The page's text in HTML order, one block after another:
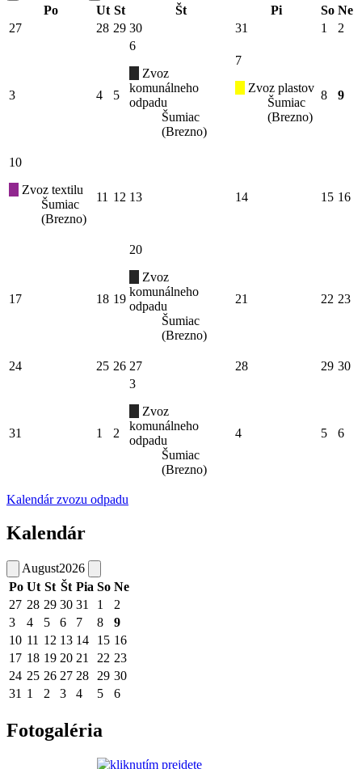
Po Ut St Št Pi So Ne
27
28 29 30 31 1 2
3 4 5
6
Zvoz
komunálneho
odpadu
Šumiac
(Brezno)
7
Zvoz plastov
Šumiac
(Brezno)
8 9
10
Zvoz textilu
Šumiac
(Brezno)
11 12 13 14 15 16
17 18 19
20
Zvoz
komunálneho
odpadu
Šumiac
(Brezno)
21 22 23
24 25 26 27 28 29 30
31 1 2
3
Zvoz
komunálneho
odpadu
Šumiac
(Brezno)
4 5 6
Kalendár zvozu odpadu
Kalendár
August2026
Po Ut St Št Pia So Ne
27 28 29 30 31 1
2
3
4 5 6 7 8
9
10 11 12 13 14 15 16
17 18 19 20 21 22 23
24 25 26 27 28 29 30
31 1 2 3 4 5 6
Fotogaléria